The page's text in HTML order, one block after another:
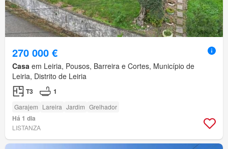
270 000 €
Casa em Leiria, Pousos, Barreira e Cortes, Município de
Leiria, Distrito de Leiria
T3 1
Garajem Lareira Jardim Grelhador
Há 1 dia
LISTANZA